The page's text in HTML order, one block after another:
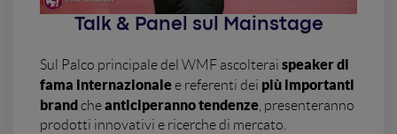
Talk & Panel sul Mainstage
Sul Palco principale del WMF ascolterai speaker di
fama internazionalee referenti dei più importanti
brand cheanticiperanno tendenze, presenteranno
prodotti innovativi e ricerche di mercato.